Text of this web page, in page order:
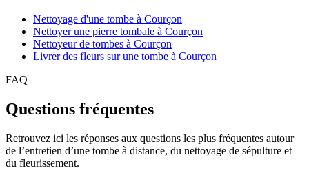
Nettoyage d'une tombe à Courçon
Nettoyer une pierre tombale à Courçon
Nettoyeur de tombes à Courçon
Livrer des fleurs sur une tombe à Courçon
FAQ
Questions fréquentes
Retrouvez ici les réponses aux questions les plus fréquentes autour
de l’entretien d’une tombe à distance, du nettoyage de sépulture et
du fleurissement.